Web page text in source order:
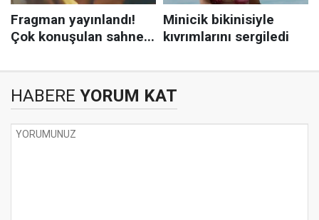
HABERE YORUM KAT